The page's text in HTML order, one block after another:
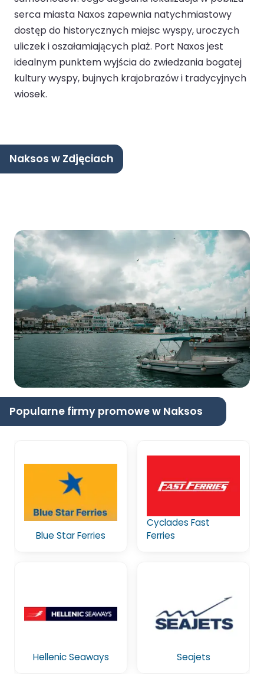
serca miasta Naxos zapewnia natychmiastowy
dostęp do historycznych miejsc wyspy, uroczych
uliczek i oszałamiających plaż. Port Naxos jest
idealnym punktem wyjścia do zwiedzania bogatej
kultury wyspy, bujnych krajobrazów i tradycyjnych
wiosek.
Naksos w Zdjęciach
Popularne firmy promowe w Naksos
Blue Star Ferries
Cyclades Fast
Ferries
Hellenic Seaways Seajets